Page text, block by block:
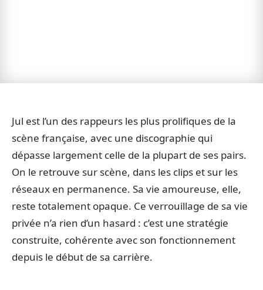
Jul est l’un des rappeurs les plus prolifiques de la
scène française, avec une discographie qui
dépasse largement celle de la plupart de ses pairs.
On le retrouve sur scène, dans les clips et sur les
réseaux en permanence. Sa vie amoureuse, elle,
reste totalement opaque. Ce verrouillage de sa vie
privée n’a rien d’un hasard : c’est une stratégie
construite, cohérente avec son fonctionnement
depuis le début de sa carrière.